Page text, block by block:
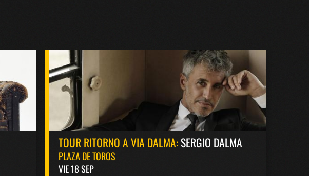
TOUR RITORNO A VIA DALMA:SERGIO DALMA
PLAZA DE TOROS
VIE 18 SEP